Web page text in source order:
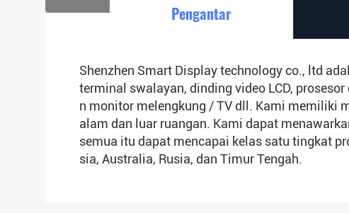
Pengantar
Shenzhen Smart Display technology co., ltd
terminal swalayan, dinding video LCD,
n monitor melengkung / TV dll. Kami memiliki
alam dan luar ruangan. Kami dapat
semua itu dapat mencapai kelas satu tingkat
sia, Australia, Rusia, dan Timur Tengah.